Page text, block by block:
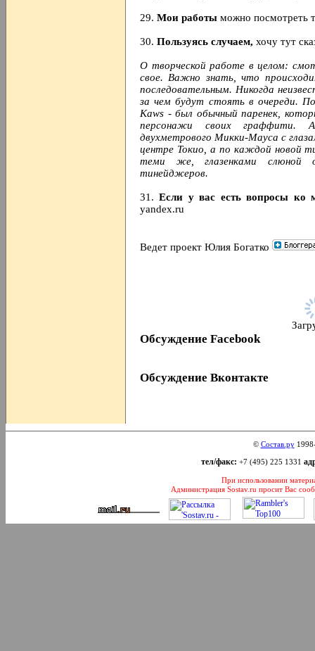
29. Мои работы можно посмотреть
30. Пользуясь случаем, хочу тут
О творческой работе в целом:
свое. Важно знать, что
последовательным. Никогда
за чем будут стоять в очереди.
Kaws - был обычный паренек,
персонажи своих граффити.
двухметрового Микки-Мауса с
центре Токио, а по каждой новой
теми же, глазенками слюной
тинейджеров.
31.Если у вас есть вопросы ко
yandex.ru
Ведет проект Юлия Богатко
Обсуждение Facebook
Обсуждение Вконтакте
© Состав.ру
тел/факс: +7 (495) 225 1331
При использовании
Администрация Sostav.ru просит Вас